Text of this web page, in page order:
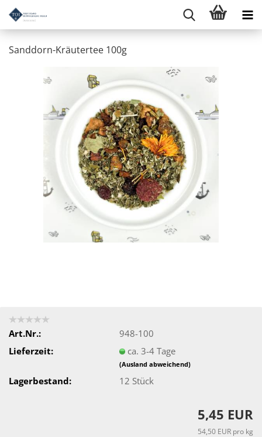
Sanddorn-Kräutertee 100g
Art.Nr.:
948-100
Lieferzeit:
ca. 3-4 Tage
(Ausland abweichend)
Lagerbestand: 12 Stück
5,45 EUR
54,50 EUR pro kg